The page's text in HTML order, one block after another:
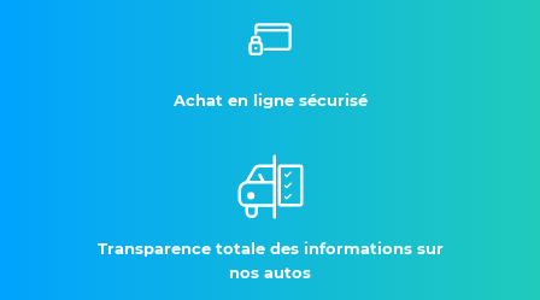
Achat en ligne sécurisé
Transparence totale des informations sur
nos autos